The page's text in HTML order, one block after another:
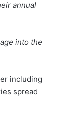
annual
into the
including
spread